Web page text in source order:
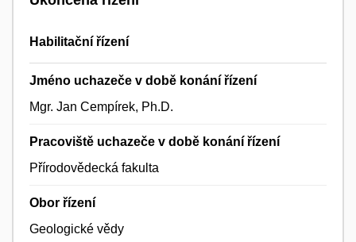
Habilitační řízení
Jméno uchazeče v době konání řízení
Mgr. Jan Cempírek, Ph.D.
Pracoviště uchazeče v době konání řízení
Přírodovědecká fakulta
Obor řízení
Geologické vědy